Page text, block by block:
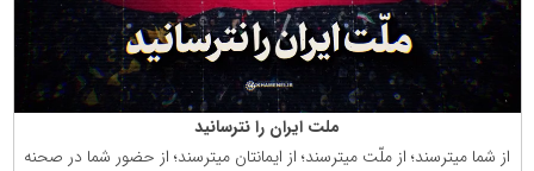
ملت ایران را نترسانید
از شما میترسند؛ از ملّت میترسند؛ از ایمانتان میترسند؛ از حضور شما در صحنه